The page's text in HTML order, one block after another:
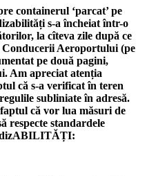
containerul ‘parcat’ pe
s-a încheiat într-o
la cîteva zile după ce
Conducerii Aeroportului (pe
pe două pagini,
Am apreciat atenția
că s-a verificat în teren
subliniate în adresă.
că vor lua măsuri de
respecte standardele
dizABILITĂȚI: